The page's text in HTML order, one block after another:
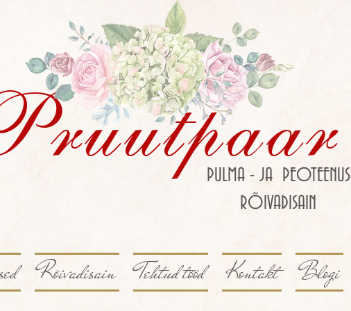
PULMA - JA PEOTEENUS
RÕIVADISAIN
Rõivadisain Tehtud tööd Kontakt Blogi